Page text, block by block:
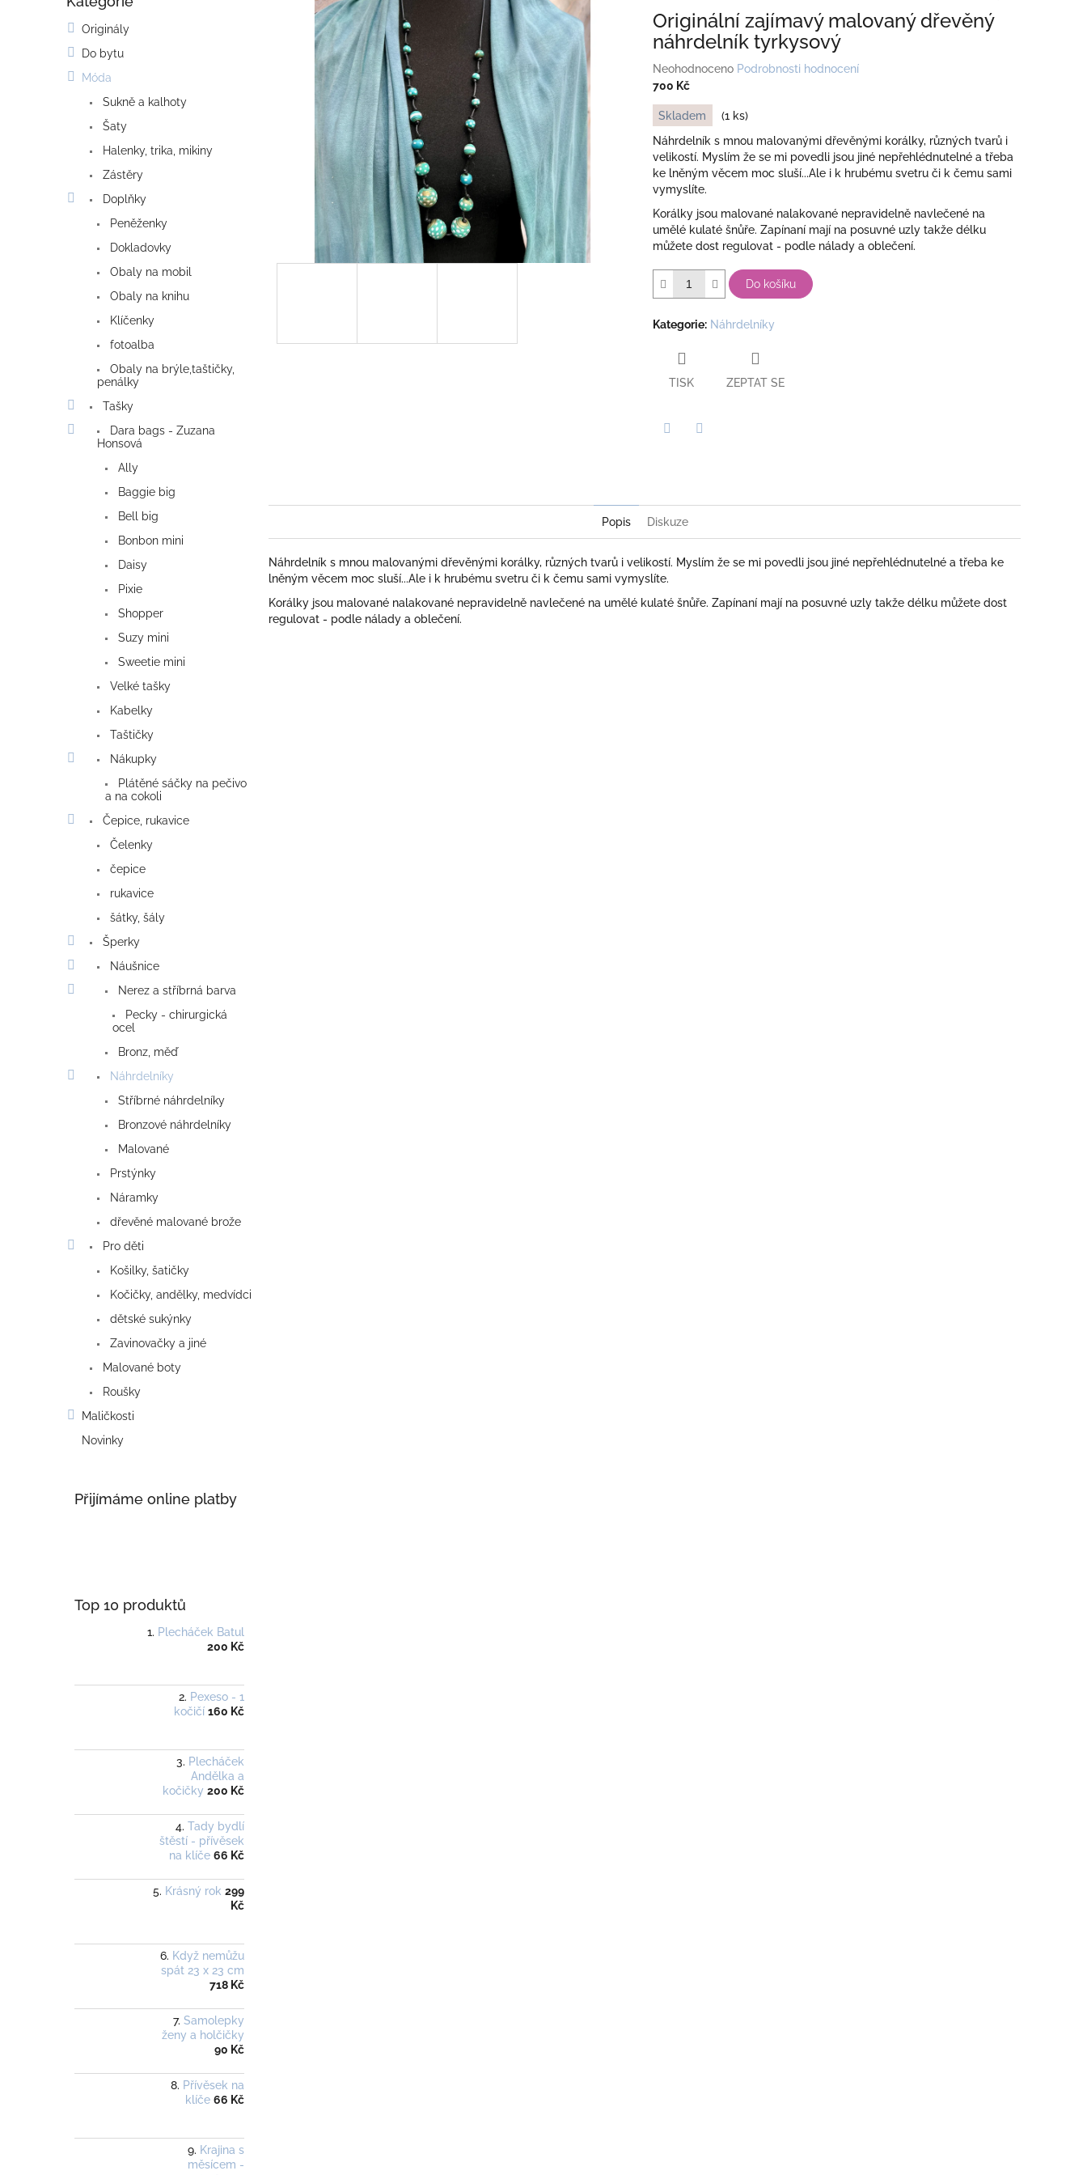
Originály
Do bytu
Móda
Sukně a kalhoty
Šaty
Halenky, trika, mikiny
Zástěry
Doplňky
Peněženky
Dokladovky
Obaly na mobil
Obaly na knihu
Klíčenky
fotoalba
Obaly na brýle,taštičky,
penálky
Tašky
Dara bags - Zuzana
Honsová
Ally
Baggie big
Bell big
Bonbon mini
Daisy
Pixie
Shopper
Suzy mini
Sweetie mini
Velké tašky
Kabelky
Taštičky
Nákupky
Plátěné sáčky na pečivo
a na cokoli
Čepice, rukavice
Čelenky
čepice
rukavice
šátky, šály
Šperky
Náušnice
Nerez a stříbrná barva
Pecky - chirurgická
ocel
Bronz, měď
Náhrdelníky
Stříbrné náhrdelníky
Bronzové náhrdelníky
Malované
Prstýnky
Náramky
dřevěné malované brože
Pro děti
Košilky, šatičky
Kočičky, andělky, medvídci
dětské sukýnky
Zavinovačky a jiné
Malované boty
Roušky
Maličkosti
Novinky
Přijímáme online platby
Top 10 produktů
Plecháček Batul
200 Kč
Pexeso - 1
kočičí 160 Kč
Plecháček
Andělka a
kočičky 200 Kč
Tady bydlí
štěstí - přívěsek
na klíče 66 Kč
Krásný rok 299
Kč
Když nemůžu
spát 23 x 23 cm
718 Kč
Samolepky
ženy a holčičky
90 Kč
Přívěsek na
klíče 66 Kč
Krajina s
měsícem -
Originální zajímavý malovaný dřevěný
náhrdelník tyrkysový
Průměrné
hodnocení
je
0,0
z
5
hvězdiček.
Neohodnoceno Podrobnosti hodnocení
700 Kč
Měrná
cena:
Skladem
(1 ks)
Náhrdelník s mnou malovanými dřevěnými korálky, různých tvarů i
velikostí. Myslím že se mi povedli jsou jiné nepřehlédnutelné a třeba
ke lněným věcem moc sluší...Ale i k hrubému svetru či k čemu sami
vymyslíte.
Korálky jsou malované nalakované nepravidelně navlečené na
umělé kulaté šnůře. Zapínaní mají na posuvné uzly takže délku
můžete dost regulovat - podle nálady a oblečení.
Do košíku
Kategorie: Náhrdelníky
TISK ZEPTAT SE
Popis Diskuze
Náhrdelník s mnou malovanými dřevěnými korálky, různých tvarů i velikostí. Myslím že se mi povedli jsou jiné nepřehlédnutelné a třeba ke
lněným věcem moc sluší...Ale i k hrubému svetru či k čemu sami vymyslíte.
Korálky jsou malované nalakované nepravidelně navlečené na umělé kulaté šnůře. Zapínaní mají na posuvné uzly takže délku můžete dost
regulovat - podle nálady a oblečení.